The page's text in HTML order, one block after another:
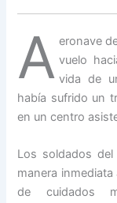
A eronave
vuelo
vida de
había sufrido un
en un centro
Los soldados
manera
de cuidados